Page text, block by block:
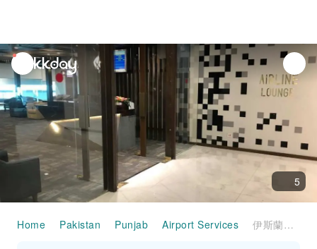
unread
notifications
5
Home Pakistan Punjab Airport Services 伊斯蘭堡國際機場(ISB) | Main Terminal | Airline Lounge | 貴賓室服務